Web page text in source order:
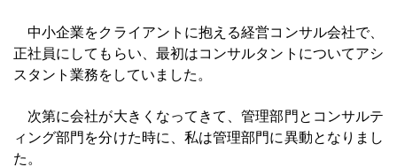
中小企業をクライアントに抱える経営コンサル会社で、
正社員にしてもらい、最初はコンサルタントについてアシ
スタント業務をしていました。
次第に会社が大きくなってきて、管理部門とコンサルテ
ィング部門を分けた時に、私は管理部門に異動となりまし
た。